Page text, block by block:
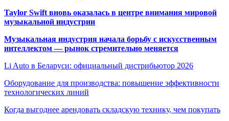
Taylor Swift вновь оказалась в центре внимания мировой
музыкальной индустрии
Музыкальная индустрия начала борьбу с искусственным
интеллектом — рынок стремительно меняется
Li Auto в Беларуси: официальный дистрибьютор 2026
Оборудование для производства: повышение эффективности
технологических линий
Когда выгоднее арендовать складскую технику, чем покупать